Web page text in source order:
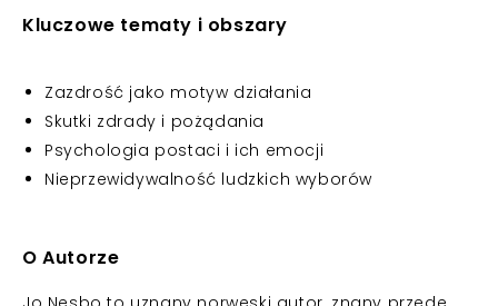
Kluczowe tematy i obszary
Zazdrość jako motyw działania
Skutki zdrady i pożądania
Psychologia postaci i ich emocji
Nieprzewidywalność ludzkich wyborów
O Autorze